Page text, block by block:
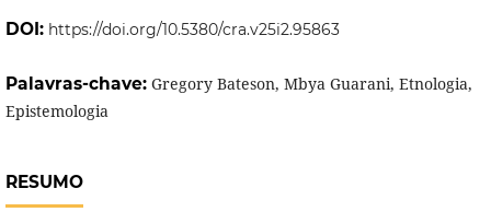
DOI: https://doi.org/10.5380/cra.v25i2.95863
Palavras-chave: Gregory Bateson, Mbya Guarani, Etnologia,
Epistemologia
RESUMO